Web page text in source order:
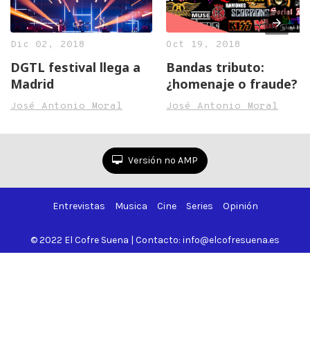
Dic 02, 2018
DGTL festival llega a
Madrid
José Antonio Moral
Oct 19, 2018
Bandas tributo:
¿homenaje o fraude?
José Antonio Moral
Versión no AMP
Entrevistas Musica Cine Series Opinión
© 2022 El Cofre Suena | Contacto: info@elcofresuena.es